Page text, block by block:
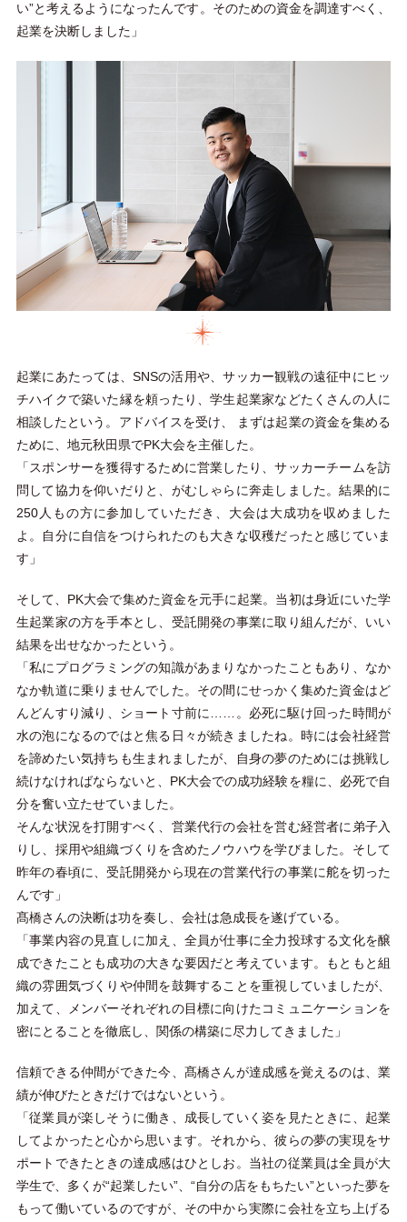
い”と考えるようになったんです。そのための資金を調達すべく、
起業を決断しました」
起業にあたっては、SNSの活用や、サッカー観戦の遠征中にヒッ
チハイクで築いた縁を頼ったり、学生起業家などたくさんの人に
相談したという。アドバイスを受け、 まずは起業の資金を集める
ために、地元秋田県でPK大会を主催した。
「スポンサーを獲得するために営業したり、サッカーチームを訪
問して協力を仰いだりと、がむしゃらに奔走しました。結果的に
250人もの方に参加していただき、大会は大成功を収めました
よ。自分に自信をつけられたのも大きな収穫だったと感じていま
す」
そして、PK大会で集めた資金を元手に起業。当初は身近にいた学
生起業家の方を手本とし、受託開発の事業に取り組んだが、いい
結果を出せなかったという。
「私にプログラミングの知識があまりなかったこともあり、なか
なか軌道に乗りませんでした。その間にせっかく集めた資金はど
んどんすり減り、ショート寸前に……。必死に駆け回った時間が
水の泡になるのではと焦る日々が続きましたね。時には会社経営
を諦めたい気持ちも生まれましたが、自身の夢のためには挑戦し
続けなければならないと、PK大会での成功経験を糧に、必死で自
分を奮い立たせていました。
そんな状況を打開すべく、営業代行の会社を営む経営者に弟子入
りし、採用や組織づくりを含めたノウハウを学びました。そして
昨年の春頃に、受託開発から現在の営業代行の事業に舵を切った
んです」
髙橋さんの決断は功を奏し、会社は急成長を遂げている。
「事業内容の見直しに加え、全員が仕事に全力投球する文化を醸
成できたことも成功の大きな要因だと考えています。もともと組
織の雰囲気づくりや仲間を鼓舞することを重視していましたが、
加えて、メンバーそれぞれの目標に向けたコミュニケーションを
密にとることを徹底し、関係の構築に尽力してきました」
信頼できる仲間ができた今、髙橋さんが達成感を覚えるのは、業
績が伸びたときだけではないという。
「従業員が楽しそうに働き、成長していく姿を見たときに、起業
してよかったと心から思います。それから、彼らの夢の実現をサ
ポートできたときの達成感はひとしお。当社の従業員は全員が大
学生で、多くが“起業したい”、“自分の店をもちたい”といった夢を
もって働いているのですが、その中から実際に会社を立ち上げる